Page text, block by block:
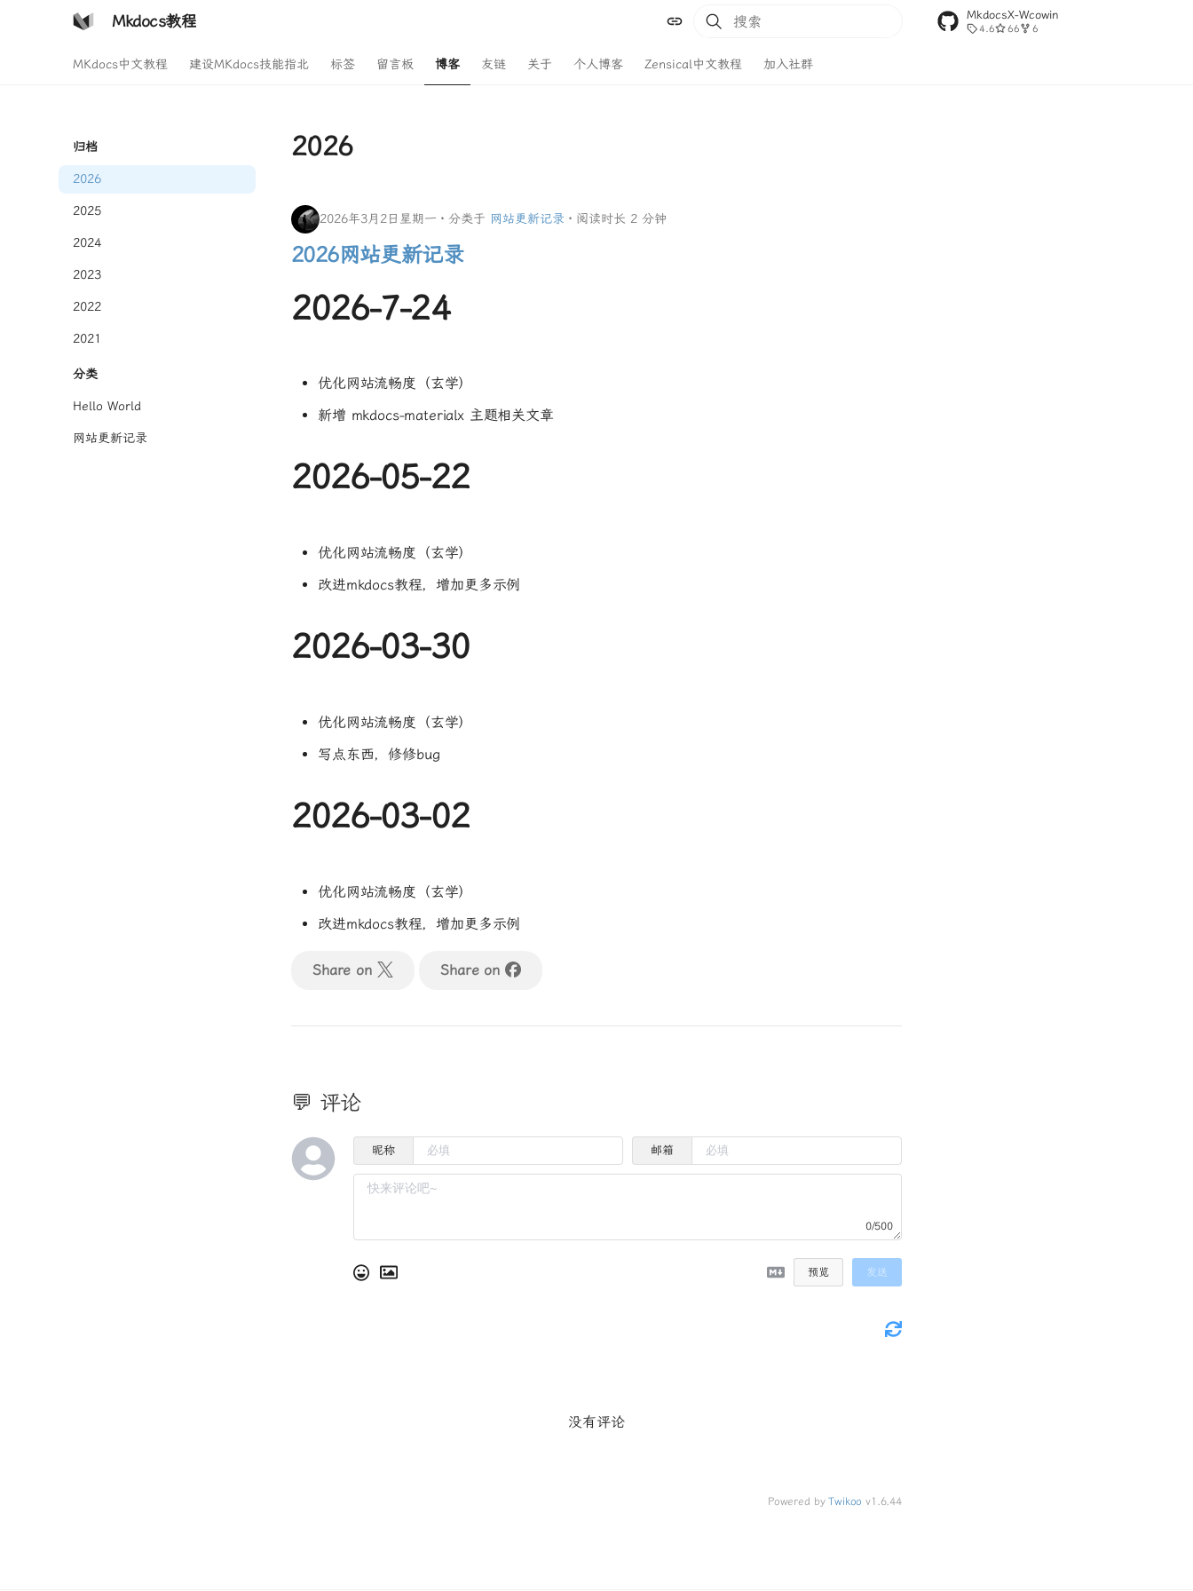
Mkdocs教程 MkdocsX-Wcowin
4.6 66 6
MKdocs中文教程 建设MKdocs技能指北 标签 留言板 博客 友链 关于 个人博客 Zensical中文教程 加入社群
归档
2026
2025
2024
2023
2022
2021
分类
Hello World
网站更新记录
2026
2026年3月2日星期一 分类于 网站更新记录 阅读时长 2 分钟
2026网站更新记录
2026-7-24
优化网站流畅度（玄学）
新增 mkdocs-materialx 主题相关文章
2026-05-22
优化网站流畅度（玄学）
改进mkdocs教程，增加更多示例
2026-03-30
优化网站流畅度（玄学）
写点东西，修修bug
2026-03-02
优化网站流畅度（玄学）
改进mkdocs教程，增加更多示例
Share on Share on
💬 评论
昵称 邮箱
0/500
预览 发送
没有评论
Powered byTwikoo v1.6.44